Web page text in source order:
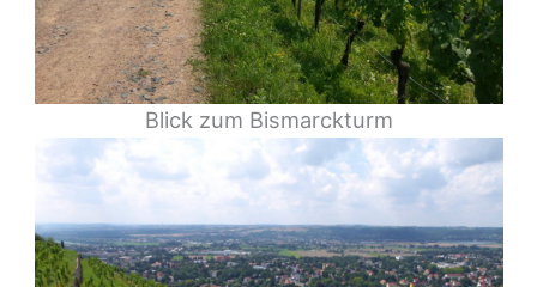
Blick zum Bismarckturm